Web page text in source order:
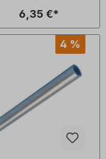
6,35 €*
4 %